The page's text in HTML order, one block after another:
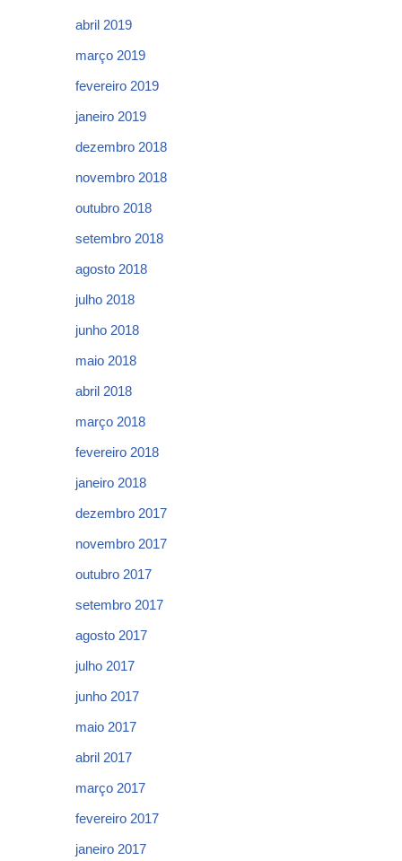
abril 2019
março 2019
fevereiro 2019
janeiro 2019
dezembro 2018
novembro 2018
outubro 2018
setembro 2018
agosto 2018
julho 2018
junho 2018
maio 2018
abril 2018
março 2018
fevereiro 2018
janeiro 2018
dezembro 2017
novembro 2017
outubro 2017
setembro 2017
agosto 2017
julho 2017
junho 2017
maio 2017
abril 2017
março 2017
fevereiro 2017
janeiro 2017